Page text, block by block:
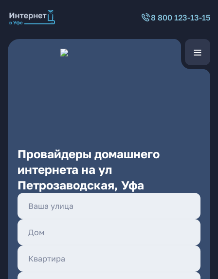
8 800 123-13-15
Провайдеры домашнего
интернета на ул
Петрозаводская, Уфа